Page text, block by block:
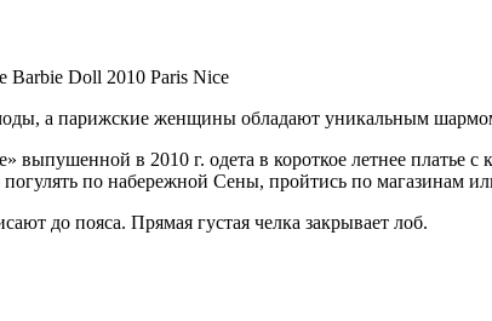
Barbie Doll 2010 Paris Nice
а парижские женщины обладают уникальным
выпушенной в 2010 г. одета в короткое летнее платье
погулять по набережной Сены, пройтись по магазинам
до пояса. Прямая густая челка закрывает лоб.